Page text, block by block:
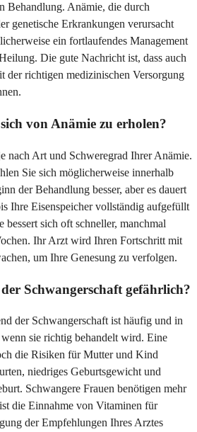
Behandlung. Anämie, die durch
genetische Erkrankungen verursacht
ein fortlaufendes Management
Die gute Nachricht ist, dass auch
der richtigen medizinischen Versorgung
von Anämie zu erholen?
nach Art und Schweregrad Ihrer Anämie.
Sie sich möglicherweise innerhalb
der Behandlung besser, aber es dauert
Ihre Eisenspeicher vollständig aufgefüllt
bessert sich oft schneller, manchmal
Ihr Arzt wird Ihren Fortschritt mit
um Ihre Genesung zu verfolgen.
Schwangerschaft gefährlich?
der Schwangerschaft ist häufig und in
sie richtig behandelt wird. Eine
die Risiken für Mutter und Kind
niedriges Geburtsgewicht und
Schwangere Frauen benötigen mehr
die Einnahme von Vitaminen für
der Empfehlungen Ihres Arztes